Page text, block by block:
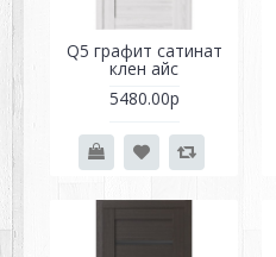
Q5 графит сатинат
клен айс
5480.00р